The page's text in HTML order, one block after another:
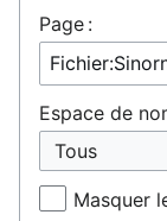
Page :
Espace de
Tous
Masquer